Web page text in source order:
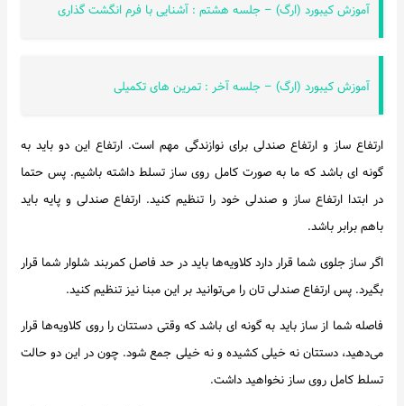
آموزش کیبورد (ارگ) – جلسه هشتم : آشنایی با فرم انگشت گذاری
آموزش کیبورد (ارگ) – جلسه آخر : تمرین های تکمیلی
ارتفاع ساز و ارتفاع صندلی برای نوازندگی مهم است. ارتفاع این دو باید به
گونه ای باشد که ما به صورت کامل روی ساز تسلط داشته باشیم. پس حتما
در ابتدا ارتفاع ساز و صندلی خود را تنظیم کنید. ارتفاع صندلی و پایه باید
باهم برابر باشد.
اگر ساز جلوی شما قرار دارد کلاویه‌ها باید در حد فاصل کمربند شلوار شما قرار
بگیرد. پس ارتفاع صندلی تان را می‌توانید بر این مبنا نیز تنظیم کنید.
فاصله شما از ساز باید به گونه ای باشد که وقتی دستتان را روی کلاویه‌ها قرار
می‌دهید، دستتان نه خیلی کشیده و نه خیلی جمع شود. چون در این دو حالت
تسلط کامل روی ساز نخواهید داشت.